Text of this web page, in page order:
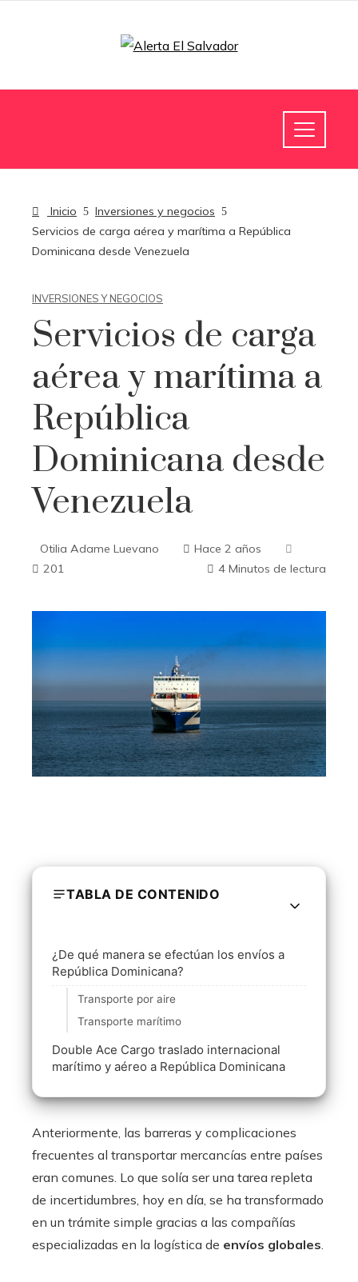
Inicio
Inversiones y negocios
Servicios de carga aérea y marítima a República
Dominicana desde Venezuela
INVERSIONES Y NEGOCIOS
Servicios de carga
aérea y marítima a
República
Dominicana desde
Venezuela
Otilia Adame Luevano
Hace 2 años
201
4 Minutos de lectura
TABLA DE CONTENIDO
¿De qué manera se efectúan los envíos a
República Dominicana?
Transporte por aire
Transporte marítimo
Double Ace Cargo traslado internacional
marítimo y aéreo a República Dominicana
Anteriormente, las barreras y complicaciones
frecuentes al transportar mercancías entre países
eran comunes. Lo que solía ser una tarea repleta
de incertidumbres, hoy en día, se ha transformado
en un trámite simple gracias a las compañías
especializadas en la logística de envíos globales.